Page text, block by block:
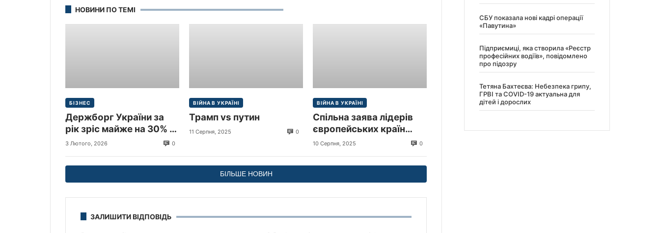
НОВИНИ ПО ТЕМІ
БІЗНЕС
Держборг України за
рік зріс майже на 30% і
перевищив 9 трлн грн
3 Лютого, 2026 0
ВІЙНА В УКРАЇНІ
Трамп vs путин
11 Серпня, 2025 0
ВІЙНА В УКРАЇНІ
Спільна заява лідерів
європейських країн
щодо миру в Україні
10 Серпня, 2025 0
БІЛЬШЕ НОВИН
ЗАЛИШИТИ ВІДПОВІДЬ
СБУ показала нові кадрі операції
«Павутина»
Підприємиці, яка створила «Реєстр
професійних водіїв», повідомлено
про підозру
Тетяна Бахтеєва: Небезпека грипу,
ГРВІ та COVID-19 актуальна для
дітей і дорослих